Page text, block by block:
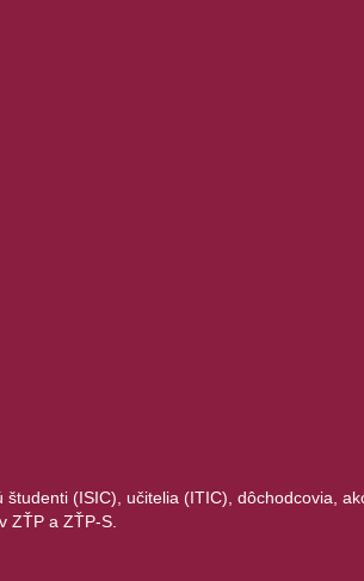
personalizovanej
prispôsobenie obsahu
prispôsobeného
reklamy
obsahu
skupiny na základe
služieb
údajov na výber
študenti (ISIC), učitelia (ITIC), dôchodcovia,
ZŤP a ZŤP-S.